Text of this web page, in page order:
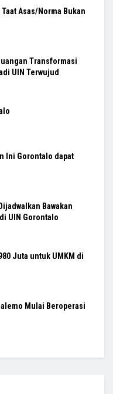
Asas/Norma Bukan
Transformasi
UIN Terwujud
Ini Gorontalo dapat
Bawakan
UIN Gorontalo
Juta untuk UMKM di
Mulai Beroperasi